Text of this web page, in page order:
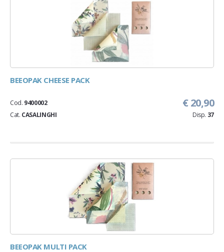
BEEOPAK CHEESE PACK
€ 20,90
Cod. 9400002
Cat. CASALINGHI Disp. 37
BEEOPAK MULTI PACK